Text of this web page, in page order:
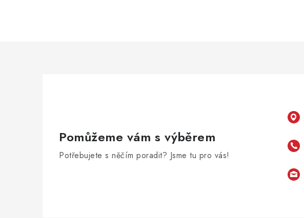
Pomůžeme vám s výběrem
Potřebujete s něčím poradit? Jsme tu pro vás!